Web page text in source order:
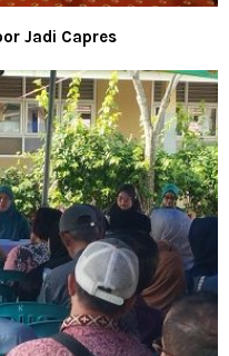
Jadi Capres